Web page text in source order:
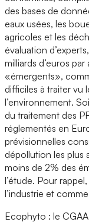
des bases de
eaux usées, les
agricoles et les
évaluation
milliards d’euros
«émergents»,
difficiles à traiter vu
l’environnement.
du traitement des
réglementés en
prévisionnelles
dépollution les plus
moins de 2% des
l’étude. Pour
l’industrie et
Ecophyto : le